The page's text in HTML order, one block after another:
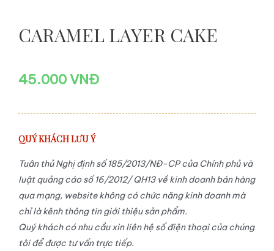
CARAMEL LAYER CAKE
45.000VNĐ
QUÝ KHÁCH LƯU Ý
Tuân thủ Nghị định số 185/2013/NĐ-CP của Chính phủ và
luật quảng cáo số 16/2012/ QH13 về kinh doanh bán hàng
qua mạng, website không có chức năng kinh doanh mà
chỉ là kênh thông tin giới thiệu sản phẩm.
Quý khách có nhu cầu xin liên hệ số điện thoại của chúng
tôi để được tư vấn trực tiếp.